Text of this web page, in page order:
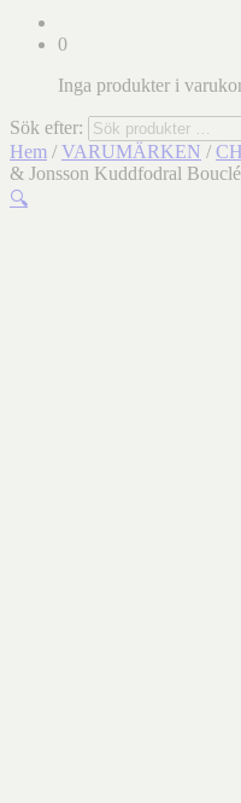
0
Inga produkter i
Sök efter:
Hem / VARUMÄRKEN /
& Jonsson Kuddfodral
🔍